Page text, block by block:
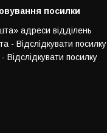
посилки
адреси відділень
- Відслідкувати посилку
Відслідкувати посилку